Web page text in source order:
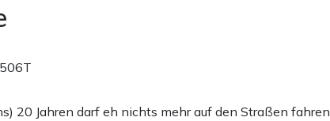
506T
20 Jahren darf eh nichts mehr auf den Straßen fahren